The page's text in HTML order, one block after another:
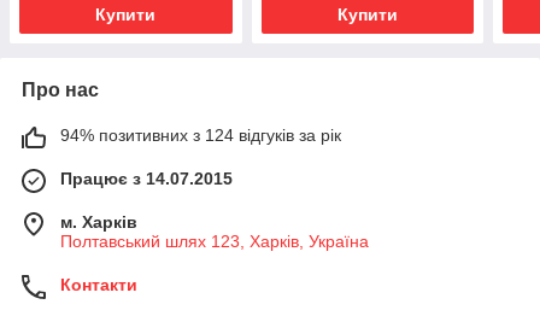
Купити Купити
Про нас
94% позитивних з 124 відгуків за рік
Працює з 14.07.2015
м. Харків
Полтавський шлях 123, Харків, Україна
Контакти